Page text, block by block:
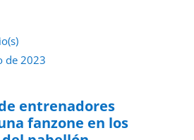
de 2023
entrenadores
fanzone en los